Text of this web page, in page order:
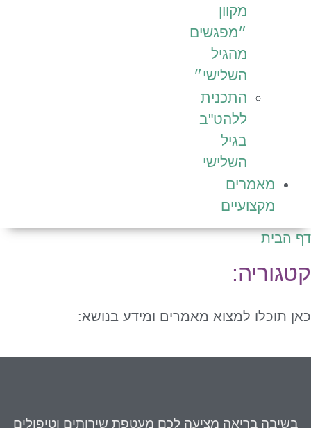
מקוון
״מפגשים
מהגיל
השלישי״
התכנית
ללהט"ב
בגיל
השלישי
מאמרים
מקצועיים
הבית
תוכלו למצוא מאמרים ומידע בנושא:
בשיבה בריאהמציעה לכם מעטפת שירותים וטיפולים